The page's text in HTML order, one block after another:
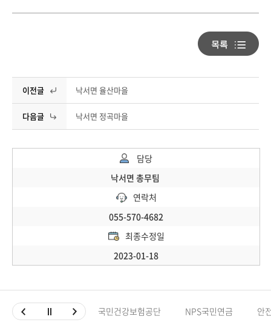
이전글 낙서면 율산마을
다음글 낙서면 정곡마을
담당
낙서면 총무팀
연락처
055-570-4682
최종수정일
2023-01-18
국민건강보험공단 NPS국민연금 안